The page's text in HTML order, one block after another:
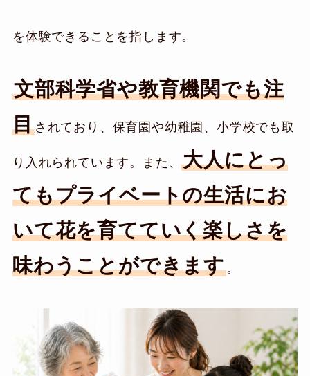
を体験できることを指します。
文部科学省や教育機関でも注
目されており、保育園や幼稚園、小学校でも取
り入れられています。また、大人にとっ
てもプライベートの生活にお
いて花を育てていく楽しさを
味わうことができます。